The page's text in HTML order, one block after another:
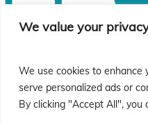
We value your
We use cookies to enhance
serve personalized ads or
By clicking "Accept All", you